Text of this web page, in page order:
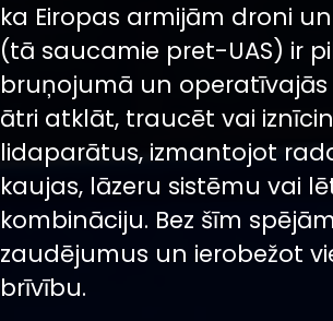
ka Eiropas armijām droni
(tā saucamie pret-UAS) ir
bruņojumā un operatīvajās
ātri atklāt, traucēt vai
lidaparātus, izmantojot
kaujas, lāzeru sistēmu vai
kombināciju. Bez šīm
zaudējumus un ierobežot
brīvību.